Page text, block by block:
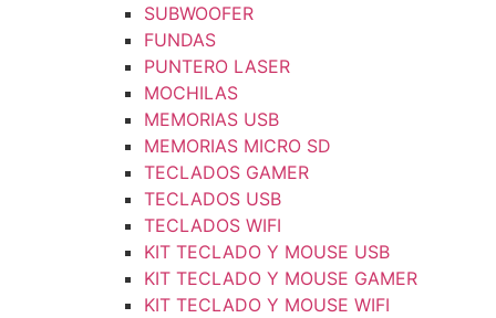
SUBWOOFER
FUNDAS
PUNTERO LASER
MOCHILAS
MEMORIAS USB
MEMORIAS MICRO SD
TECLADOS GAMER
TECLADOS USB
TECLADOS WIFI
KIT TECLADO Y MOUSE USB
KIT TECLADO Y MOUSE GAMER
KIT TECLADO Y MOUSE WIFI